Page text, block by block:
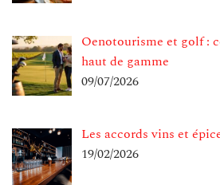
Oenotourisme et golf :
haut de gamme
09/07/2026
Les accords vins et
19/02/2026